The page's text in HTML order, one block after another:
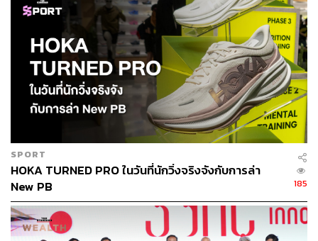
SPORT
HOKA TURNED PRO ในวันที่นักวิ่งจริงจังกับการล่า
New PB
185